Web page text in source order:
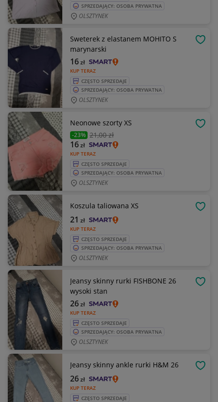
SPRZEDAJĄCY: OSOBA PRYWATNA
OLSZTYNEK
Sweterek z elastanem MOHITO S
marynarski
KUP TERAZ
16zł
CZĘSTO SPRZEDAJE
SPRZEDAJĄCY: OSOBA PRYWATNA
OLSZTYNEK
Neonowe szorty XS
-23% 21,00 zł
KUP TERAZ
16zł
CZĘSTO SPRZEDAJE
SPRZEDAJĄCY: OSOBA PRYWATNA
OLSZTYNEK
Koszula taliowana XS
KUP TERAZ
21 zł
CZĘSTO SPRZEDAJE
SPRZEDAJĄCY: OSOBA PRYWATNA
OLSZTYNEK
Jeansy skinny rurki FISHBONE 26
wysoki stan
KUP TERAZ
26zł
CZĘSTO SPRZEDAJE
SPRZEDAJĄCY: OSOBA PRYWATNA
OLSZTYNEK
Jeansy skinny ankle rurki H&M 26
KUP TERAZ
26zł
CZĘSTO SPRZEDAJE